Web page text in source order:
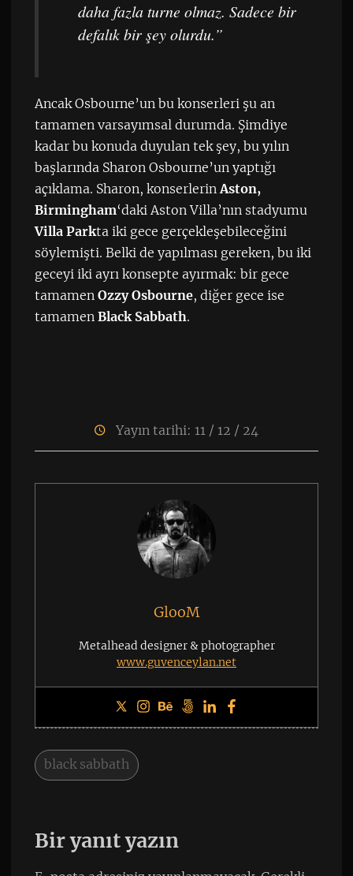
daha fazla turne olmaz. Sadece bir
defalık bir şey olurdu.”
Ancak Osbourne’un bu konserleri şu an
tamamen varsayımsal durumda. Şimdiye
kadar bu konuda duyulan tek şey, bu yılın
başlarında Sharon Osbourne’un yaptığı
açıklama. Sharon, konserlerinAston,
Birmingham‘daki Aston Villa’nın stadyumu
Villa Parkta iki gece gerçekleşebileceğini
söylemişti. Belki de yapılması gereken, bu iki
geceyi iki ayrı konsepte ayırmak: bir gece
tamamen Ozzy Osbourne, diğer gece ise
tamamen Black Sabbath.
Yayın tarihi: 11 / 12 / 24
GlooM
Metalhead designer & photographer
www.guvenceylan.net
black sabbath
Bir yanıt yazın